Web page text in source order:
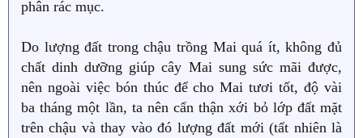
phân rác mục.
Do lượng đất trong chậu trồng Mai quá ít, không đủ
chất dinh dưỡng giúp cây Mai sung sức mãi được,
nên ngoài việc bón thúc để cho Mai tươi tốt, độ vài
ba tháng một lần, ta nên cẩn thận xới bỏ lớp đất mặt
trên chậu và thay vào đó lượng đất mới (tất nhiên là